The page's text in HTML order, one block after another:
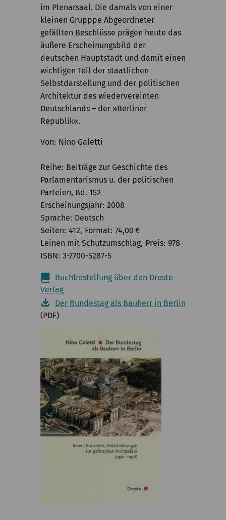
im Plenarsaal. Die damals von einer
kleinen Grupppe Abgeordneter
gefällten Beschlüsse prägen heute das
äußere Erscheinungsbild der
deutschen Hauptstadt und damit einen
wichtigen Teil der staatlichen
Selbstdarstellung und der politischen
Architektur des wiedervereinten
Deutschlands – der »Berliner
Republik«.
Von Nino Galetti
Reihe Beiträge zur Geschichte des
Parlamentarismus u. der politischen
Parteien, Bd. 152
Erscheinungsjahr 2008
Sprache Deutsch
Seiten 412 Format
Leinen mit Schutzumschlag Preis
74,00 €
ISBN
978-
3-7700-5287-5
Buchbestellung über den Droste
Verlag
Der Bundestag als Bauherr in Berlin
(PDF)